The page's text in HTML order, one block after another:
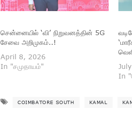
சென்னையில் ‘வி’ நிறுவனத்தின் 5G
சேவை அறிமுகம்..!
April 8, 2026
In "சமுதாயம்"
In
COIMBATORE SOUTH KAMAL